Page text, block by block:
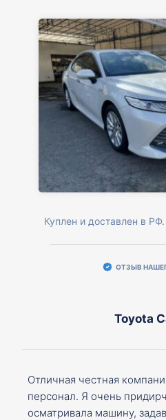
Куплен и доставлен в
ОТЗЫВ
Toyota
Отличная честная
персонал. Я очень
осматривала машину,